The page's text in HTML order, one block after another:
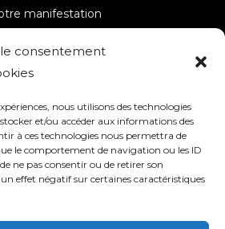
consentement
nous utilisons des technologies
et/ou accéder aux informations des
à ces technologies nous permettra de
le comportement de navigation ou les ID
ne pas consentir ou de retirer son
effet négatif sur certaines caractéristiques
manifestation
– RGPD